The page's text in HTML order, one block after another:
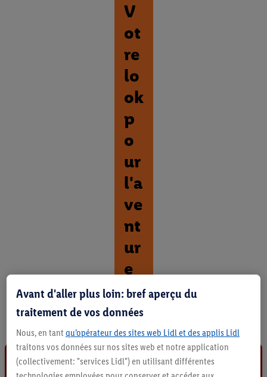
V
ot
re
lo
ok
p
o
ur
l'a
ve
nt
ur
e
D
c
u
v
r
i
Avant d'aller plus loin: bref aperçu du
traitement de vos données
Nous, en tant qu’opérateur des sites web Lidl et des applis Lidl
traitons vos données sur nos sites web et notre application
(collectivement: "services Lidl") en utilisant différentes